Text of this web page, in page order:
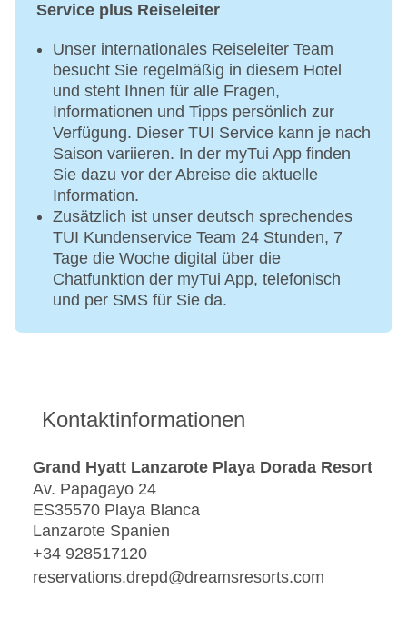
Service plus Reiseleiter
Unser internationales Reiseleiter Team
besucht Sie regelmäßig in diesem Hotel
und steht Ihnen für alle Fragen,
Informationen und Tipps persönlich zur
Verfügung. Dieser TUI Service kann je nach
Saison variieren. In der myTui App finden
Sie dazu vor der Abreise die aktuelle
Information.
Zusätzlich ist unser deutsch sprechendes
TUI Kundenservice Team 24 Stunden, 7
Tage die Woche digital über die
Chatfunktion der myTui App, telefonisch
und per SMS für Sie da.
Kontaktinformationen
Grand Hyatt Lanzarote Playa Dorada Resort
Av. Papagayo 24
ES35570 Playa Blanca
Lanzarote Spanien
+34 928517120
reservations.drepd@dreamsresorts.com